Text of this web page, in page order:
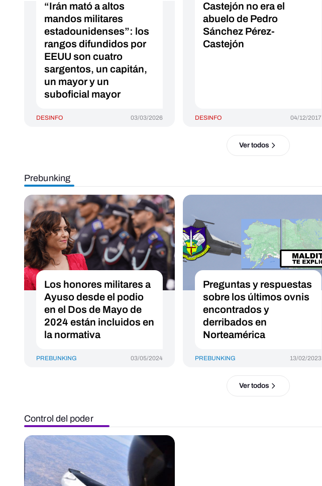
“Irán mató a altos
mandos militares
estadounidenses”: los
rangos difundidos por
EEUU son cuatro
sargentos, un capitán,
un mayor y un
suboficial mayor
DESINFO 03/03/2026
Castejón no era el
abuelo de Pedro
Sánchez Pérez-
Castejón
DESINFO 04/12/2017
Ver todos
Prebunking
Los honores militares a
Ayuso desde el podio
en el Dos de Mayo de
2024 están incluidos en
la normativa
PREBUNKING 03/05/2024
Preguntas y respuestas
sobre los últimos ovnis
encontrados y
derribados en
Norteamérica
PREBUNKING 13/02/2023
Ver todos
Control del poder